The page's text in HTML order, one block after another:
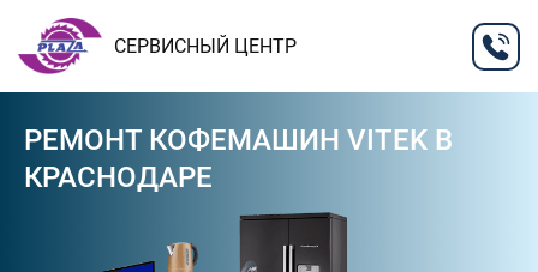
СЕРВИСНЫЙ ЦЕНТР
РЕМОНТ КОФЕМАШИН VITEK В
КРАСНОДАРЕ